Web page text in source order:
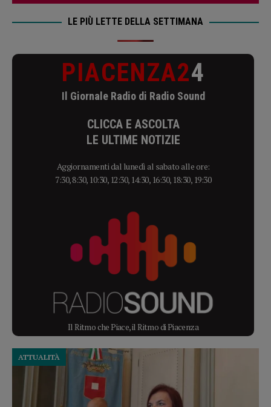
LE PIÙ LETTE DELLA SETTIMANA
PIACENZA24
Il Giornale Radio di Radio Sound
CLICCA E ASCOLTA
LE ULTIME NOTIZIE
Aggiornamenti dal lunedì al sabato alle ore:
7:30, 8:30, 10:30, 12:30, 14:30, 16:30, 18:30, 19:30
Il Ritmo che Piace, il Ritmo di Piacenza
ATTUALITÀ